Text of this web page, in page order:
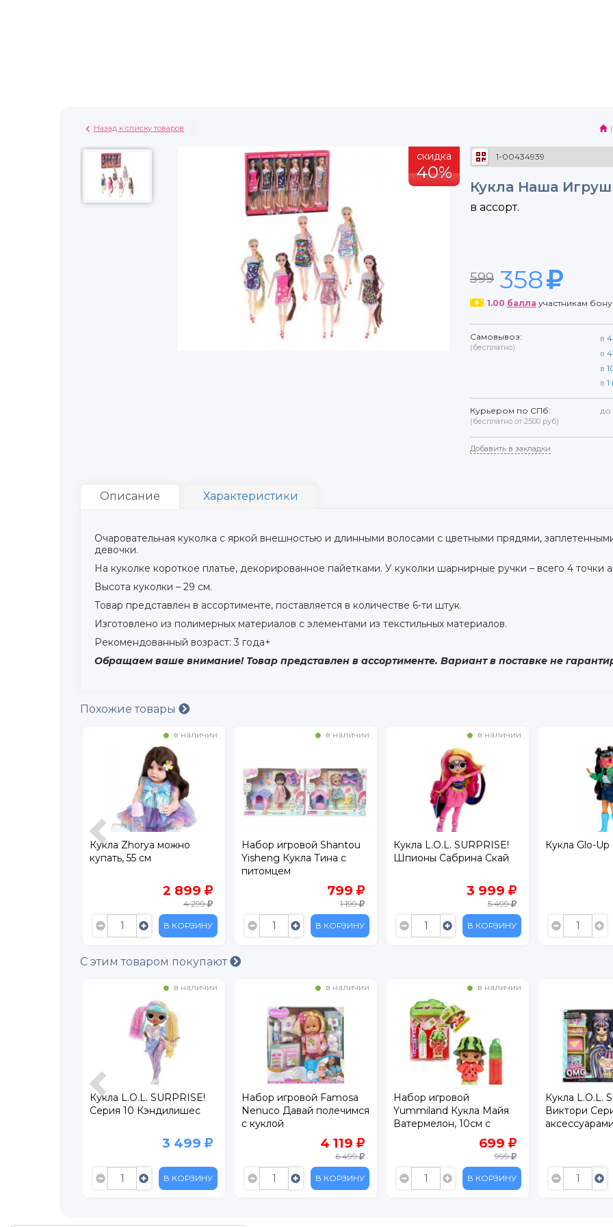
Назад к списку товаров
скидка
40%
1-00434939
Кукла Наша
в ассорт.
599 358
1.00 балла участникам
Самовывоз:
(бесплатно)
в
в
в
в 1
Курьером по СПб:
(бесплатно от 2500 руб)
до
Добавить в закладки
Описание Характеристики
Очаровательная куколка с яркой внешностью и длинными волосами с цветными прядями,
девочки.
На куколке короткое платье, декорированное пайетками. У куколки шарнирные ручки – всего 4 точки
Высота куколки – 29 см.
Товар представлен в ассортименте, поставляется в количестве 6-ти штук.
Изготовлено из полимерных материалов с элементами из текстильных материалов.
Рекомендованный возраст: 3 года+
Обращаем ваше внимание! Товар представлен в ассортименте. Вариант в поставке не
Похожие товары
в наличии
Кукла Zhorya можно
купать, 55 см
2 899
4 299
В КОРЗИНУ
в наличии
Набор игровой Shantou
Yisheng Кукла Тина с
питомцем
799
1 199
В КОРЗИНУ
в наличии
Кукла L.O.L. SURPRISE!
Шпионы Сабрина Скай
3 999
5 499
В КОРЗИНУ
Кукла Glo-Up
С этим товаром покупают
в наличии
Кукла L.O.L. SURPRISE!
Серия 10 Кэндилишес
3 499
В КОРЗИНУ
в наличии
Набор игровой Famosa
Nenuco Давай полечимся
с куклой
4 119
6 499
В КОРЗИНУ
в наличии
Набор игровой
Yummiland Кукла Майя
Ватермелон, 10см с
изготовления блеска для
699
999
В КОРЗИНУ
Кукла L.O.L.
Виктори
аксессуарами